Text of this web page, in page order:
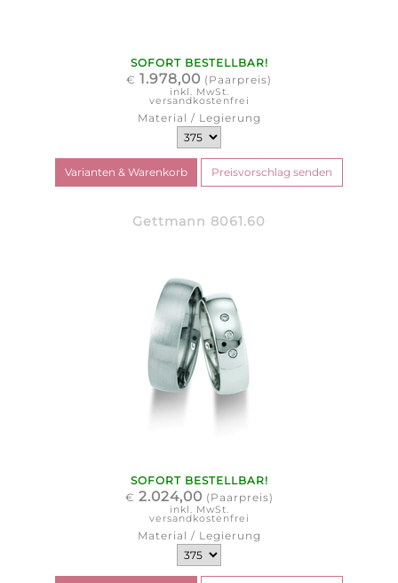
SOFORT BESTELLBAR!
€ 1.978,00 (Paarpreis)
inkl. MwSt.
versandkostenfrei
Material / Legierung
Gettmann 8061.60
SOFORT BESTELLBAR!
€ 2.024,00 (Paarpreis)
inkl. MwSt.
versandkostenfrei
Material / Legierung